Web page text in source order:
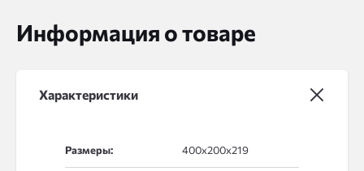
Информация о товаре
Характеристики
Размеры: